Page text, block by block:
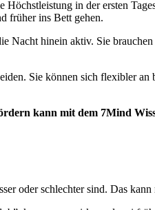
Höchstleistung in der ersten
früher ins Bett gehen.
Nacht hinein aktiv. Sie
Sie können sich flexibler
kann mit dem 7Mind
oder schlechter sind. Das